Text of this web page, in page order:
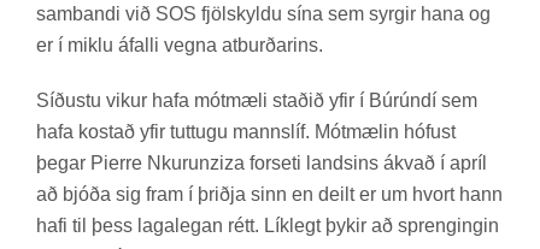
sam­bandi við SOS fjöl­skyldu sína sem syrg­ir hana og
er í miklu áfalli vegna at­burð­ar­ins.
Síð­ustu vik­ur hafa mót­mæli stað­ið yfir í Búrúndí sem
hafa kostað yfir tutt­ugu manns­líf. Mót­mæl­in hóf­ust
þeg­ar Pier­re Nkur­unziza for­seti lands­ins ákvað í apríl
að bjóða sig fram í þriðja sinn en deilt er um hvort hann
hafi til þess laga­leg­an rétt. Lík­legt þyk­ir að spreng­ing­in